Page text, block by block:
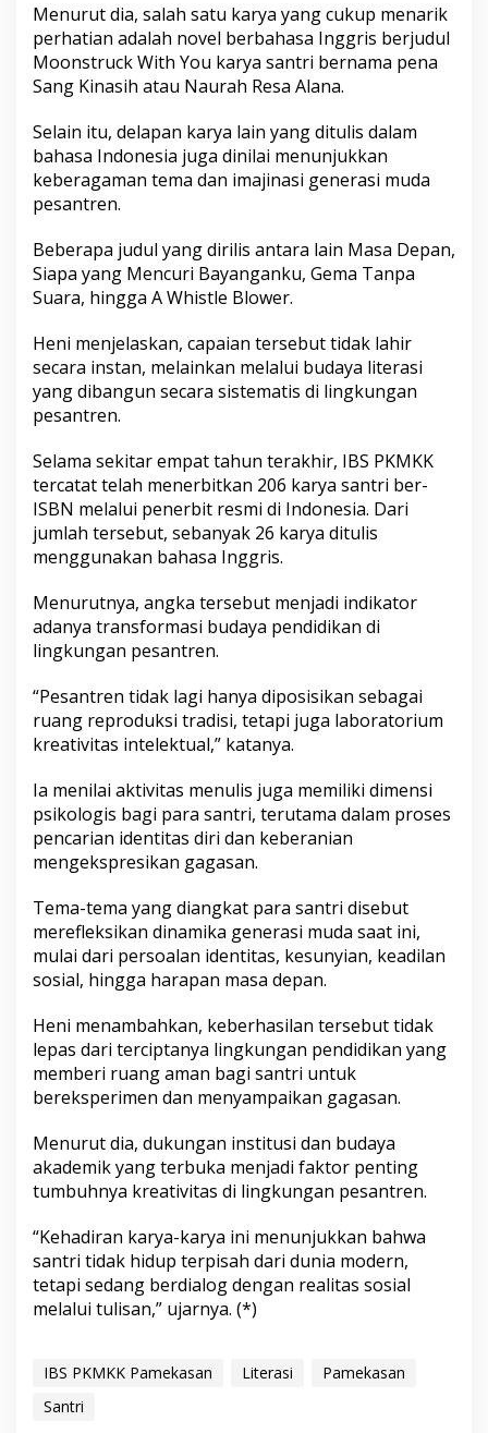
m
a
s
L
t
e
r
P
e
s
t
r
e
Menurut dia, salah satu karya yang cukup menarik
perhatian adalah novel berbahasa Inggris berjudul
Moonstruck With You karya santri bernama pena
Sang Kinasih atau Naurah Resa Alana.
Selain itu, delapan karya lain yang ditulis dalam
bahasa Indonesia juga dinilai menunjukkan
keberagaman tema dan imajinasi generasi muda
pesantren.
Beberapa judul yang dirilis antara lain Masa Depan,
Siapa yang Mencuri Bayanganku, Gema Tanpa
Suara, hingga A Whistle Blower.
Heni menjelaskan, capaian tersebut tidak lahir
secara instan, melainkan melalui budaya literasi
yang dibangun secara sistematis di lingkungan
pesantren.
Selama sekitar empat tahun terakhir, IBS PKMKK
tercatat telah menerbitkan 206 karya santri ber-
ISBN melalui penerbit resmi di Indonesia. Dari
jumlah tersebut, sebanyak 26 karya ditulis
menggunakan bahasa Inggris.
Menurutnya, angka tersebut menjadi indikator
adanya transformasi budaya pendidikan di
lingkungan pesantren.
“Pesantren tidak lagi hanya diposisikan sebagai
ruang reproduksi tradisi, tetapi juga laboratorium
kreativitas intelektual,” katanya.
Ia menilai aktivitas menulis juga memiliki dimensi
psikologis bagi para santri, terutama dalam proses
pencarian identitas diri dan keberanian
mengekspresikan gagasan.
Tema-tema yang diangkat para santri disebut
merefleksikan dinamika generasi muda saat ini,
mulai dari persoalan identitas, kesunyian, keadilan
sosial, hingga harapan masa depan.
Heni menambahkan, keberhasilan tersebut tidak
lepas dari terciptanya lingkungan pendidikan yang
memberi ruang aman bagi santri untuk
bereksperimen dan menyampaikan gagasan.
Menurut dia, dukungan institusi dan budaya
akademik yang terbuka menjadi faktor penting
tumbuhnya kreativitas di lingkungan pesantren.
“Kehadiran karya-karya ini menunjukkan bahwa
santri tidak hidup terpisah dari dunia modern,
tetapi sedang berdialog dengan realitas sosial
melalui tulisan,” ujarnya. (*)
IBS PKMKK Pamekasan Literasi
Pamekasan
Santri